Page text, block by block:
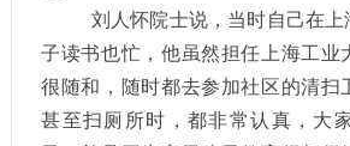
刘人怀院士说，当时自己在上
子读书也忙，他虽然担任上海工业
很随和，随时都去参加社区的清扫
甚至扫厕所时，都非常认真，大